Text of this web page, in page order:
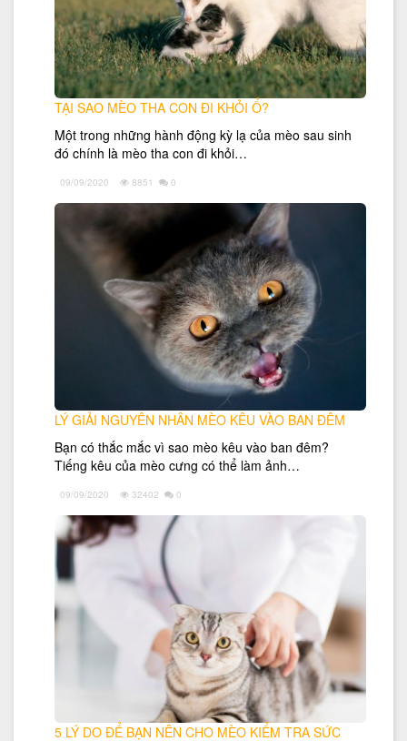
TẠI SAO MÈO THA CON ĐI KHỎI Ổ?
Một trong những hành động kỳ lạ của mèo sau sinh
đó chính là mèo tha con đi khỏi…
09/09/2020 8851 0
LÝ GIẢI NGUYÊN NHÂN MÈO KÊU VÀO BAN ĐÊM
Bạn có thắc mắc vì sao mèo kêu vào ban đêm?
Tiếng kêu của mèo cưng có thể làm ảnh…
09/09/2020 32402 0
5 LÝ DO ĐỂ BẠN NÊN CHO MÈO KIỂM TRA SỨC